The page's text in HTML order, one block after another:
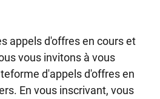
appels d'offres en cours et
vous invitons à vous
d'appels d'offres en
En vous inscrivant, vous